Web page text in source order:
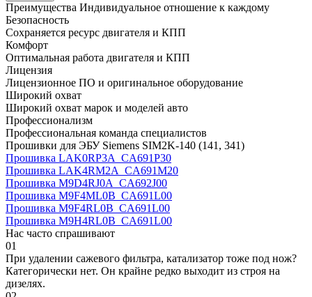
Преимущества Индивидуальное отношение к каждому
Безопасность
Сохраняется ресурс двигателя и КПП
Комфорт
Оптимальная работа двигателя и КПП
Лицензия
Лицензионное ПО и оригинальное оборудование
Широкий охват
Широкий охват марок и моделей авто
Профессионализм
Профессиональная команда специалистов
Прошивки для ЭБУ Siemens SIM2K-140 (141, 341)
Прошивка LAK0RP3A_CA691P30
Прошивка LAK4RM2A_CA691M20
Прошивка M9D4RJ0A_CA692J00
Прошивка M9F4ML0B_CA691L00
Прошивка M9F4RL0B_CA691L00
Прошивка M9H4RL0B_CA691L00
Нас часто спрашивают
01
При удалении сажевого фильтра, катализатор тоже под нож?
Категорически нет. Он крайне редко выходит из строя на
дизелях.